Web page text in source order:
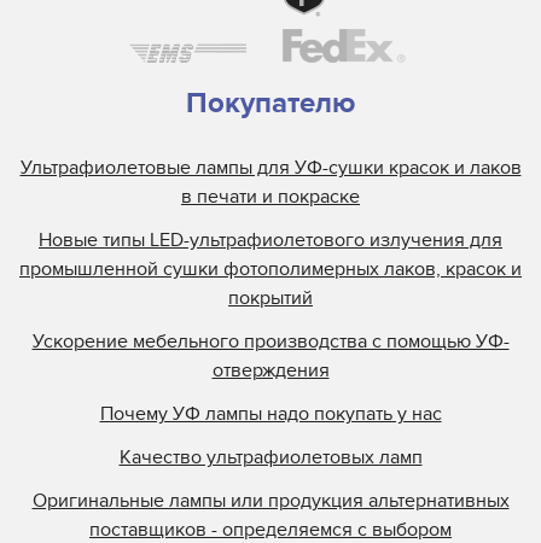
Hanovia
Heidelberg
Henkel
Hewlett Packard
Interlight
Jelight
Johnson and Allen
Kase
KBA
Kopack
Kuehnast
Lamin
Lamp Tech
LCD Lighting
Покупателю
Ультрафиолетовые лампы для УФ-сушки красок и лаков
в печати и покраске
Новые типы LED-ультрафиолетового излучения для
промышленной сушки фотополимерных лаков, красок и
покрытий
Ускорение мебельного производства с помощью УФ-
отверждения
Почему УФ лампы надо покупать у нас
Качество ультрафиолетовых ламп
Оригинальные лампы или продукция альтернативных
поставщиков - определяемся с выбором